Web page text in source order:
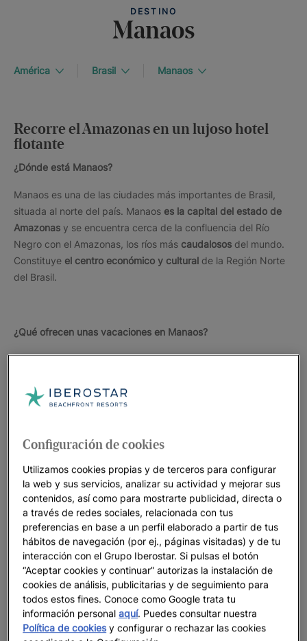
DESTINO
Manaos
América Brasil Manaos
Recorre el Amazonas en un lujoso hotel
flotante
¿Dónde está Manaos?
Manaos es una de las ciudades más importantes de Brasil,
situada al norte del país. Manaos es la capital del estado de
Amazonas y se encuentra cerca de la confluencia del Río
Negro con el Amazonas, los ríos más caudalosos del mundo.
Constituye el centro económico y cultural de la Región Norte
del Brasil.
¿Qué ofrecen unas vacaciones en Manaos?
Selva Amazónica.Uno de los mayores atractivos de
ciudad construida en pleno corazón de la selva
amazónica. La ciudad cuenta con parques ecológicos y
Fabulosas playas fluviales.Una de las mejores playas de
Manaos es la playa de Tupé, situada a pocos kilómetros
de la ciudad y a la cuál sólo se puede llegar navegando
por el río.
Vestigios de un pasado glorioso. El auge que vivió la
ciudad con la exportación del caucho a finales del siglo
XIX, permitió la construcción en plena selva tropical de
edificaciones lujosas que reproducían los estilos
arquitectónicos de moda en Europa. Uno de los símbolos
más importantes de este gran desarrollo económico es el
Teatro Amazonas, donde solían actuar famosas
compañías europeas de ópera.
Configuración de cookies
Utilizamos cookies propias y de terceros para configurar
la web y sus servicios, analizar su actividad y mejorar sus
contenidos, así como para mostrarte publicidad, directa o
a través de redes sociales, relacionada con tus
preferencias en base a un perfil elaborado a partir de tus
hábitos de navegación (por ej., páginas visitadas) y de tu
interacción con el Grupo Iberostar. Si pulsas el botón
“Aceptar cookies y continuar” autorizas la instalación de
cookies de análisis, publicitarias y de seguimiento para
todos estos fines. Conoce como Google trata tu
información personalaquí. Puedes consultar nuestra
Política de cookiesy configurar o rechazar las cookies